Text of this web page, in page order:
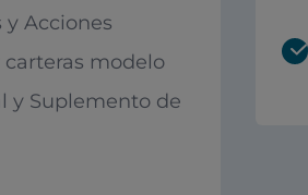
y Acciones
carteras modelo
y Suplemento de